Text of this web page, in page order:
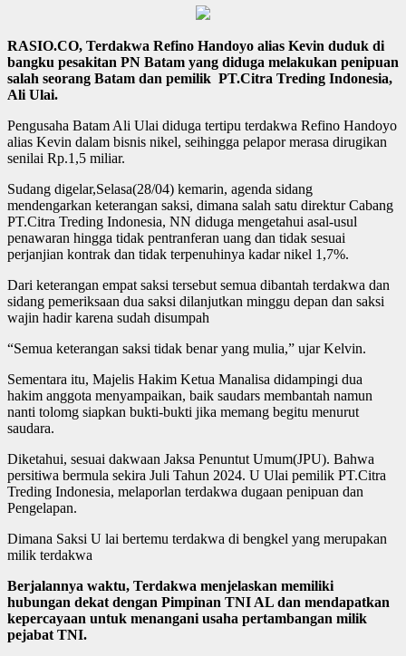
RASIO.CO, Terdakwa Refino Handoyo alias Kevin duduk di
bangku pesakitan PN Batam yang diduga melakukan penipuan
salah seorang Batam dan pemilik PT.Citra Treding Indonesia,
Ali Ulai.
Pengusaha Batam Ali Ulai diduga tertipu terdakwa Refino Handoyo
alias Kevin dalam bisnis nikel, seihingga pelapor merasa dirugikan
senilai Rp.1,5 miliar.
Sudang digelar,Selasa(28/04) kemarin, agenda sidang
mendengarkan keterangan saksi, dimana salah satu direktur Cabang
PT.Citra Treding Indonesia, NN diduga mengetahui asal-usul
penawaran hingga tidak pentranferan uang dan tidak sesuai
perjanjian kontrak dan tidak terpenuhinya kadar nikel 1,7%.
Dari keterangan empat saksi tersebut semua dibantah terdakwa dan
sidang pemeriksaan dua saksi dilanjutkan minggu depan dan saksi
wajin hadir karena sudah disumpah
“Semua keterangan saksi tidak benar yang mulia,” ujar Kelvin.
Sementara itu, Majelis Hakim Ketua Manalisa didampingi dua
hakim anggota menyampaikan, baik saudars membantah namun
nanti tolomg siapkan bukti-bukti jika memang begitu menurut
saudara.
Diketahui, sesuai dakwaan Jaksa Penuntut Umum(JPU). Bahwa
persitiwa bermula sekira Juli Tahun 2024. U Ulai pemilik PT.Citra
Treding Indonesia, melaporlan terdakwa dugaan penipuan dan
Pengelapan.
Dimana Saksi U lai bertemu terdakwa di bengkel yang merupakan
milik terdakwa
Berjalannya waktu, Terdakwa menjelaskan memiliki
hubungan dekat dengan Pimpinan TNI AL dan mendapatkan
kepercayaan untuk menangani usaha pertambangan milik
pejabat TNI.